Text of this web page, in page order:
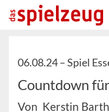
06.08.24 –Spiel
Countdown
Von Kerstin